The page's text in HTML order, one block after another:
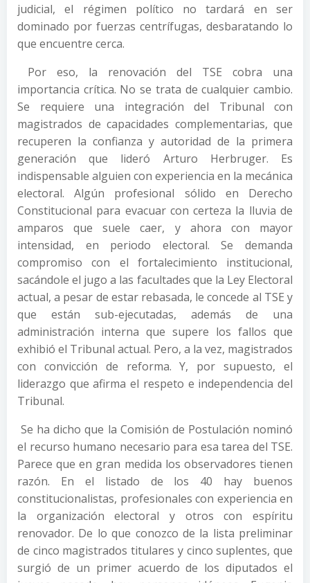
judicial, el régimen político no tardará en ser
dominado por fuerzas centrífugas, desbaratando lo
que encuentre cerca.
Por eso, la renovación del TSE cobra una
importancia crítica. No se trata de cualquier cambio.
Se requiere una integración del Tribunal con
magistrados de capacidades complementarias, que
recuperen la confianza y autoridad de la primera
generación que lideró Arturo Herbruger. Es
indispensable alguien con experiencia en la mecánica
electoral. Algún profesional sólido en Derecho
Constitucional para evacuar con certeza la lluvia de
amparos que suele caer, y ahora con mayor
intensidad, en periodo electoral. Se demanda
compromiso con el fortalecimiento institucional,
sacándole el jugo a las facultades que la Ley Electoral
actual, a pesar de estar rebasada, le concede al TSE y
que están sub-ejecutadas, además de una
administración interna que supere los fallos que
exhibió el Tribunal actual. Pero, a la vez, magistrados
con convicción de reforma. Y, por supuesto, el
liderazgo que afirma el respeto e independencia del
Tribunal.
Se ha dicho que la Comisión de Postulación nominó
el recurso humano necesario para esa tarea del TSE.
Parece que en gran medida los observadores tienen
razón. En el listado de los 40 hay buenos
constitucionalistas, profesionales con experiencia en
la organización electoral y otros con espíritu
renovador. De lo que conozco de la lista preliminar
de cinco magistrados titulares y cinco suplentes, que
surgió de un primer acuerdo de los diputados el